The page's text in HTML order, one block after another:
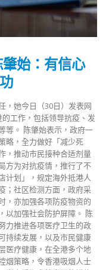
始：有信心
，她今日（30日）发表网
工作，包括领导抗疫、发
等。 陈肇始表示，政府一
略，全力做好「减少死
，推动市民接种合适剂量
方为对抗疫情，推行了不
计划」，规定海外抵港人
；社区检测方面，政府采
，亦加强各项防疫物资的
以加强社会防护屏障。 陈
力推进各项医疗卫生的政
持续发展，以及市民健康
医疗健康，在全港多个地
烟策略，令香港吸烟人士